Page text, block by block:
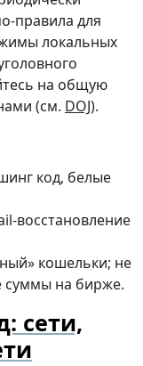
правила для
локальных
на общую
(см. DOJ).
код, белые
восстановление
кошельки; не
суммы на бирже.
сети,